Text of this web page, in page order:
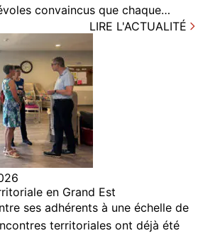
convaincus que chaque…
LIRE L'ACTUALITÉ
en Grand Est
ses adhérents à une échelle de
territoriales ont déjà été